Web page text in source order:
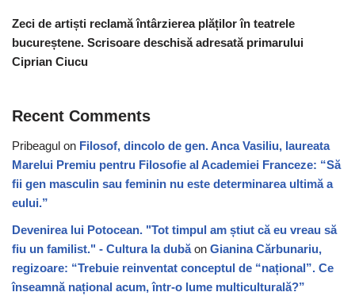
Zeci de artiști reclamă întârzierea plăților în teatrele
bucureștene. Scrisoare deschisă adresată primarului
Ciprian Ciucu
Recent Comments
Pribeagul on Filosof, dincolo de gen. Anca Vasiliu, laureata
Marelui Premiu pentru Filosofie al Academiei Franceze: “Să
fii gen masculin sau feminin nu este determinarea ultimă a
eului.”
Devenirea lui Potocean. "Tot timpul am știut că eu vreau să
fiu un familist." - Cultura la dubăon Gianina Cărbunariu,
regizoare: “Trebuie reinventat conceptul de “național”. Ce
înseamnă național acum, într-o lume multiculturală?”